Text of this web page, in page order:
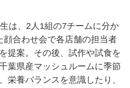
は、2人1組の7チームに分か
顔合わせ会で各店舗の担当者
提案。その後、試作や試食を
葉県産マッシュルームに季節
栄養バランスを意識したり、